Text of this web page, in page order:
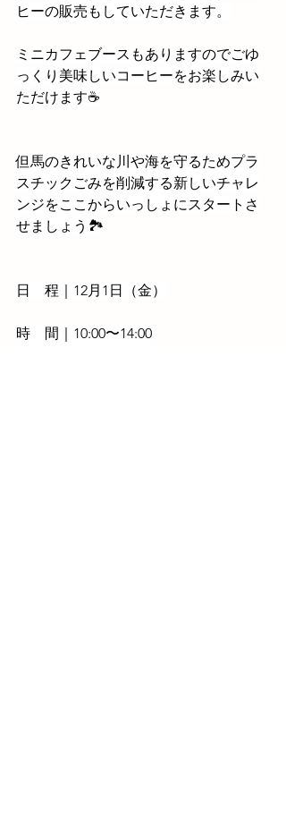
ヒーの販売もしていただきます。
ミニカフェブースもありますのでごゆ
っくり美味しいコーヒーをお楽しみい
ただけます☕
但馬のきれいな川や海を守るためプラ
スチックごみを削減する新しいチャレ
ンジをここからいっしょにスタートさ
せましょう🏞
日　程｜12月1日（金）
時　間｜10:00〜14:00